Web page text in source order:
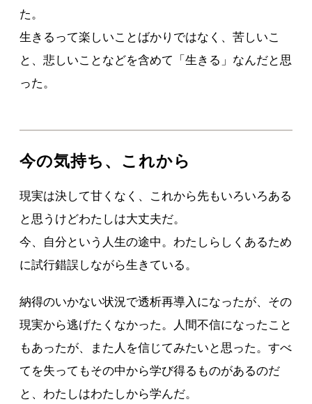
た。
生きるって楽しいことばかりではなく、苦しいこ
と、悲しいことなどを含めて「生きる」なんだと思
った。
今の気持ち、これから
現実は決して甘くなく、これから先もいろいろある
と思うけどわたしは大丈夫だ。
今、自分という人生の途中。わたしらしくあるため
に試行錯誤しながら生きている。
納得のいかない状況で透析再導入になったが、その
現実から逃げたくなかった。人間不信になったこと
もあったが、また人を信じてみたいと思った。すべ
てを失ってもその中から学び得るものがあるのだ
と、わたしはわたしから学んだ。